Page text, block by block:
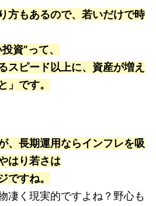
方もあるので、若いだけで時
資”って、
スピード以上に、資産が増え
」です。
、長期運用ならインフレを吸
はり若さは
ですね。
凄く現実的ですよね？野心も